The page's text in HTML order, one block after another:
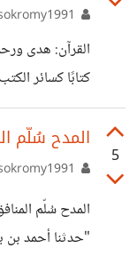
كتابًا كسائر
في كلماته روح
مواضع متعددة
في
5
المدح سُلّم
"حدثنا أحمد